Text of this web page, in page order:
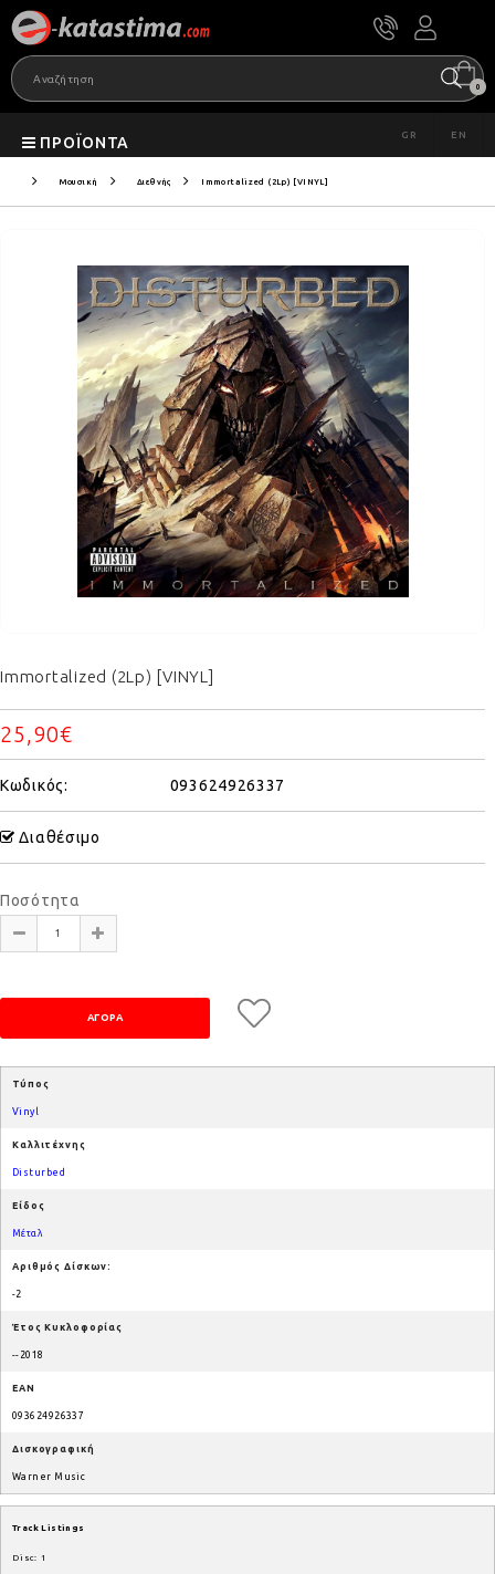
0
ΠΡΟΪΌΝΤΑ GR EN
Μουσική Διεθνής Immortalized (2Lp) [VINYL]
Immortalized (2Lp) [VINYL]
25,90€
Κωδικός: 093624926337
Διαθέσιμο
Ποσότητα
Τύπος
Vinyl
Καλλιτέχνης
Disturbed
Είδος
Μέταλ
Αριθμός Δίσκων:
-2
Έτος Κυκλοφορίας
--2018
EAN
093624926337
Δισκογραφική
Warner Music
Track Listings
Disc: 1